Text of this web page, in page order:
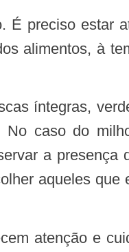
alimentos, à
caso do
a presença
aqueles que